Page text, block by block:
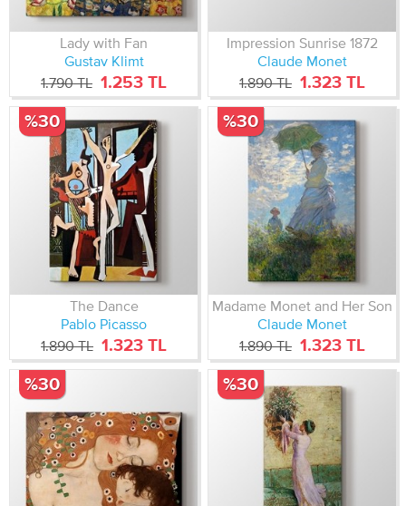
Lady with Fan
Gustav Klimt
1.790 TL 1.253 TL
Impression Sunrise 1872
Claude Monet
1.890 TL 1.323 TL
The Dance
Pablo Picasso
1.890 TL 1.323 TL
%30
Madame Monet and Her Son
Claude Monet
1.890 TL 1.323 TL
%30
%30 %30